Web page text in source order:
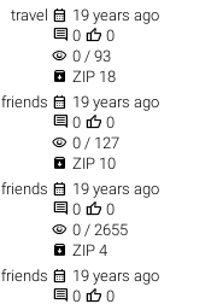
travel  19 years ago
 0  0
visibility 0 / 93
 ZIP 18
friends  19 years ago
 0  0
visibility 0 / 127
 ZIP 10
friends  19 years ago
 0  0
visibility 0 / 2655
 ZIP 4
friends  19 years ago
 0  0